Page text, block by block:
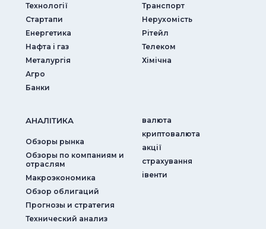
Технології
Стартапи
Енергетика
Нафта і газ
Металургія
Агро
Банки
Транспорт
Нерухомість
Рітейл
Телеком
Хімічна
АНАЛIТИКА
Обзоры рынка
Обзоры по компаниям и
отраслям
Макроэкономика
Обзор облигаций
Прогнозы и стратегия
Технический анализ
валюта
криптовалюта
акції
страхування
iвенти